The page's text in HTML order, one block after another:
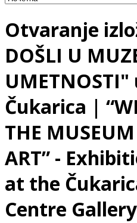
Otvaranje
DOŠLI U
Čukarica |
THE
ART” -
at the
Centre Gallery